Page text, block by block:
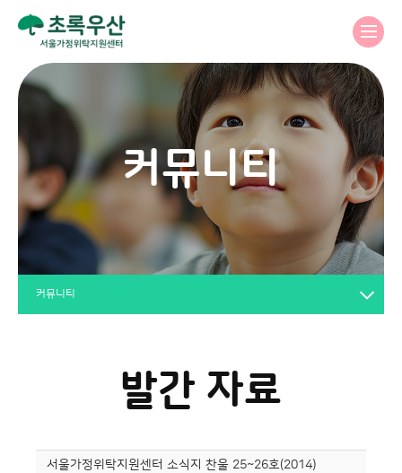
커뮤니티
커뮤니티
발간 자료
서울가정위탁지원센터 소식지 찬울 25~26호(2014)